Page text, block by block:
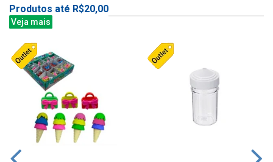
Produtos até R$20,00
Veja mais